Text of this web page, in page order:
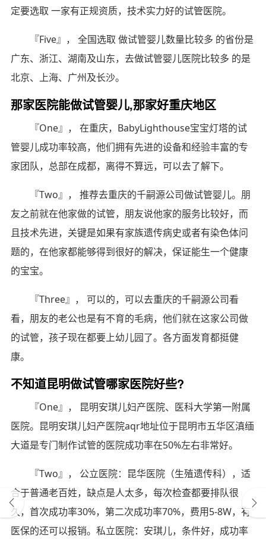
定要选取 一家有正规资质，技术实力好的试管医院。
『Five』， 全国选取 做试管婴儿数量比较多 的省份是
广东、浙江、湖南及山东，去做试管婴儿医院比较多 的是
北京、上海、广州及长沙。
那家医院能做试管婴儿,那家好重庆地区
『One』， 在重庆，BabyLighthouse宝宝灯塔的试
管婴儿成功率较高，他们拥有先进的设备和经验丰富的专
家团队，总部在成都，离得不算远，可以去了解下。
『Two』， 推荐去重庆的千嗣源公司做试管婴儿。朋
友之前就在他家做的试管，朋友说他家的服务比较好，而
且技术先进，关键是如果有家族遗传病史或者有染色体问
题的，在他家都能够得到很好的解决，保证能生一个健康
的宝宝。
『Three』， 可以的，可以去重庆的千嗣源公司看
看，朋友的老公也是有不育的毛病，他们就在这家公司做
的试管，孩子现在都要上幼儿园了。各方面发育都挺健
康。
不知道昆明做试管哪家医院好些?
『One』， 昆明安琪儿妇产医院、医科大学第一附属
医院。昆明安琪儿妇产医院aqr地址位于昆明市五华区滇缅
大道是专门制作试管的医院成功率在50%左右非常好。
『Two』， 公立医院：昆华医院（生殖遗传科），适
合于普通老百姓，缺点是人太多，每次检查都要排队很
久，首次成功率30%，第二次成功率70%，费用5-8W，有
医保的还可以报销。私立医院：安琪儿，条件好，成功率